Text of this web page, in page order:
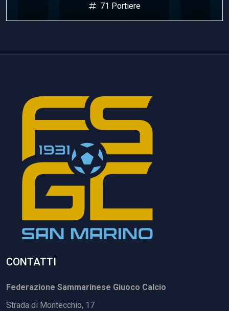
71 Portiere
CONTATTI
Federazione Sammarinese Giuoco Calcio
Strada di Montecchio, 17